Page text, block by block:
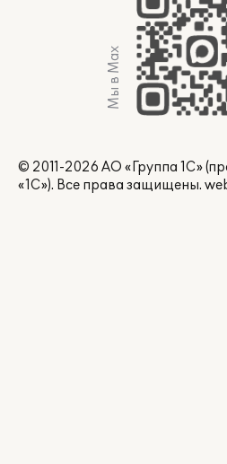
Мы в Max
© 2011-2026 АО «Группа 1С»
«1С»). Все права защищены.